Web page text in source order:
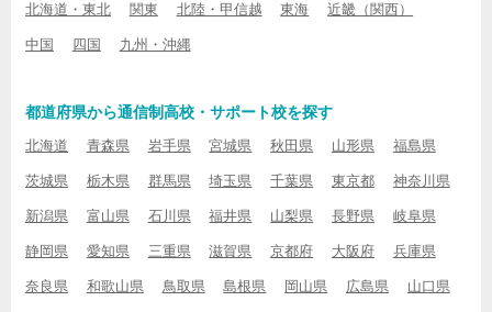
北海道・東北 関東 北陸・甲信越 東海 近畿（関西）
中国 四国 九州・沖縄
都道府県から通信制高校・サポート校を探す
北海道 青森県 岩手県 宮城県 秋田県 山形県 福島県
茨城県 栃木県 群馬県 埼玉県 千葉県 東京都 神奈川県
新潟県 富山県 石川県 福井県 山梨県 長野県 岐阜県
静岡県 愛知県 三重県 滋賀県 京都府 大阪府 兵庫県
奈良県 和歌山県 鳥取県 島根県 岡山県 広島県 山口県